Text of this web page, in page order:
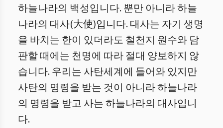
하늘나라의 백성입니다. 뿐만 아니라 하늘
나라의 대사(大使)입니다. 대사는 자기 생명
을 바치는 한이 있더라도 철천지 원수와 담
판할 때에는 천명에 따라 절대 양보하지 않
습니다. 우리는 사탄세계에 들어와 있지만
사탄의 명령을 받는 것이 아니라 하늘나라
의 명령을 받고 사는 하늘나라의 대사입니
다.